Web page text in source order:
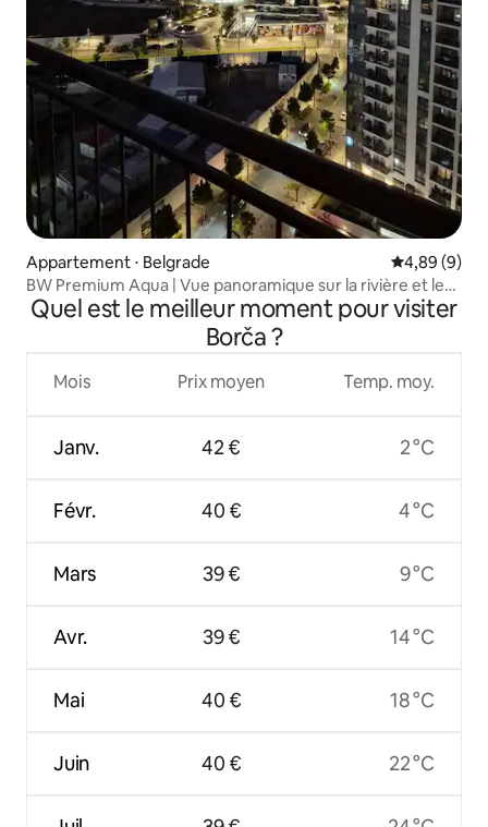
Appartement ⋅ Belgrade Évaluation
4,89 (9)
BW Premium Aqua | Vue panoramique sur la rivière et le
pont
Quel est le meilleur moment pour visiter
Borča ?
Mois
Janv.
Févr.
Mars
Avr.
Mai
Juin
Prix moyen
42 €
40 €
39 €
39 €
40 €
40 €
Temp. moy.
2 °C
4 °C
9 °C
14 °C
18 °C
22 °C